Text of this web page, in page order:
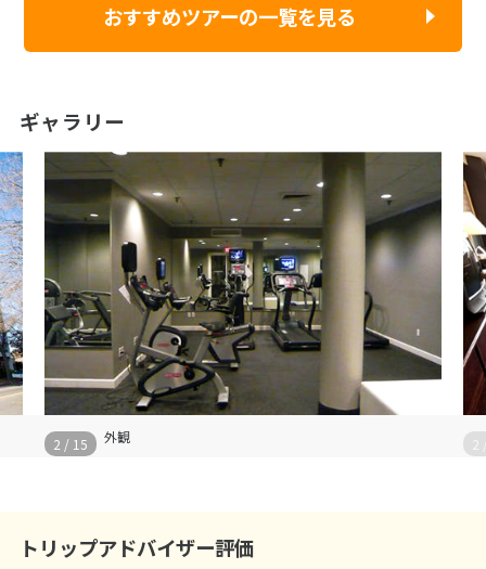
おすすめツアーの一覧を見る
ギャラリー
トリップアドバイザー評価